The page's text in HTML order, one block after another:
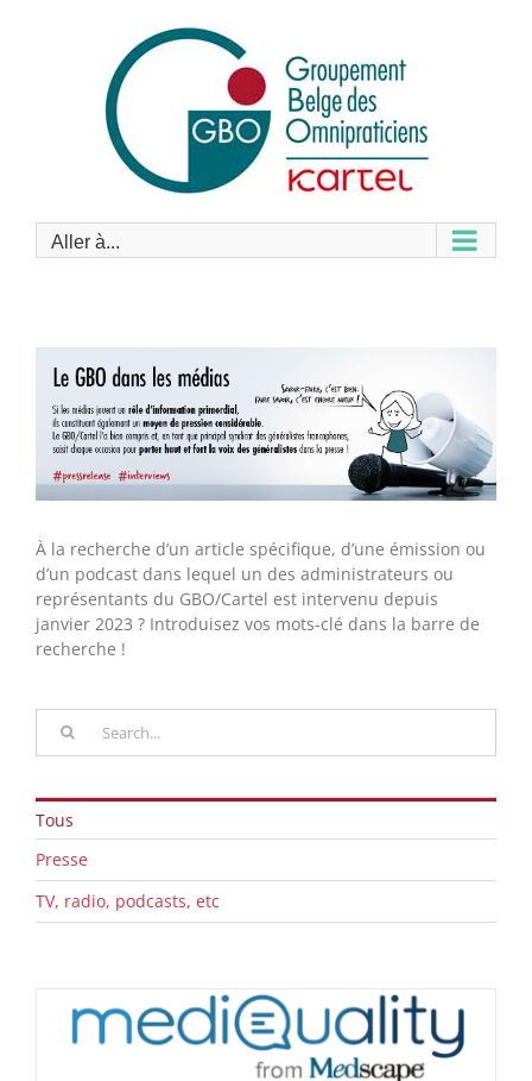
Aller à...
À la recherche d’un article spécifique, d’une émission ou
d’un podcast dans lequel un des administrateurs ou
représentants du GBO/Cartel est intervenu depuis
janvier 2023 ? Introduisez vos mots-clé dans la barre de
recherche !
Rechercher
Tous
Presse
TV, radio, podcasts, etc